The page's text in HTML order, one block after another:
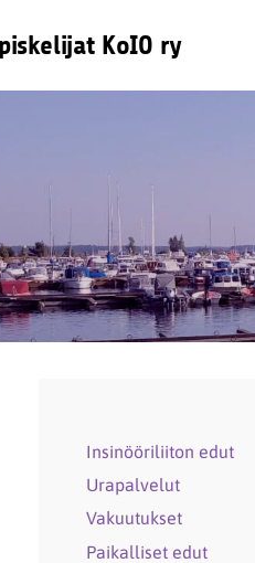
KoIO ry
Insinööriliiton edut
Urapalvelut
Vakuutukset
Paikalliset edut